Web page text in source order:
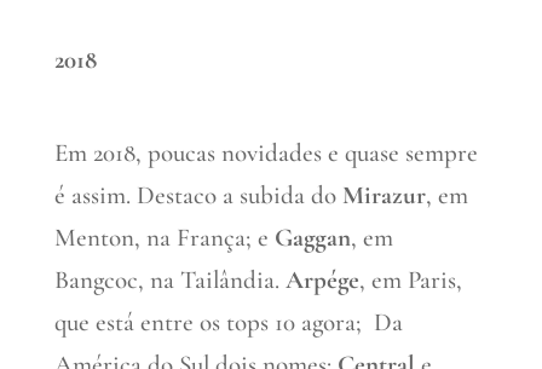
2018
Em 2018, poucas novidades e quase sempre
é assim. Destaco a subida do Mirazur, em
Menton, na França; e Gaggan, em
Bangcoc, na Tailândia. Arpége, em Paris,
que está entre os tops 10 agora; Da